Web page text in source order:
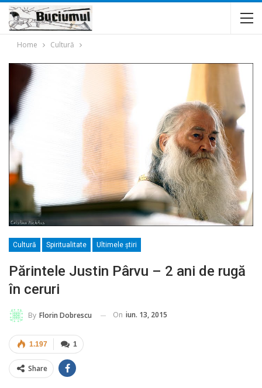
Home Cultură
Cultură Spiritualitate Ultimele ştiri
Părintele Justin Pârvu – 2 ani de rugă
în ceruri
By Florin Dobrescu On iun. 13, 2015
1
1.197
Share